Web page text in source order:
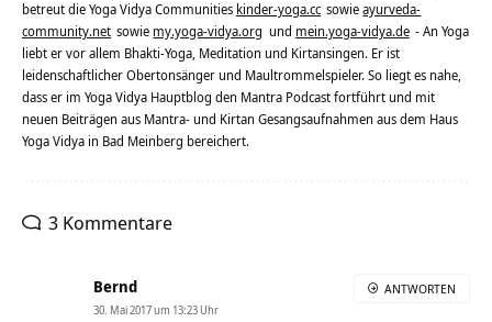
betreut die Yoga Vidya Communities kinder-yoga.cc sowieayurveda-
community.net sowie my.yoga-vidya.org und mein.yoga-vidya.de - An Yoga
liebt er vor allem Bhakti-Yoga, Meditation und Kirtansingen. Er ist
leidenschaftlicher Obertonsänger und Maultrommelspieler. So liegt es nahe,
dass er im Yoga Vidya Hauptblog den Mantra Podcast fortführt und mit
neuen Beiträgen aus Mantra- und Kirtan Gesangsaufnahmen aus dem Haus
Yoga Vidya in Bad Meinberg bereichert.
3 Kommentare
Bernd
30. Mai 2017 um 13:23 Uhr
ANTWORTEN